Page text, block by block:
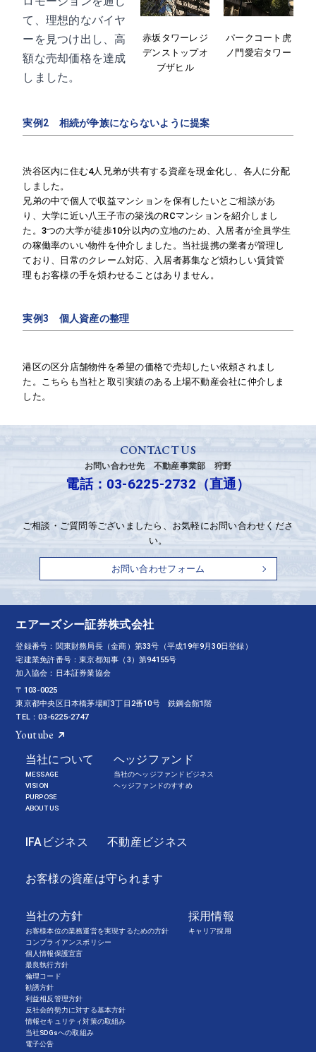
て、理想的なバイヤ
ーを見つけ出し、高
額な売却価格を達成
しました。
赤坂タワーレジ
デンストップオ
ブザヒル
パークコート虎
ノ門愛宕タワー
実例2 相続が争族にならないように提案
渋谷区内に住む4人兄弟が共有する資産を現金化し、各人に分配
しました。
兄弟の中で個人で収益マンションを保有したいとご相談があ
り、大学に近い八王子市の築浅のRCマンションを紹介しまし
た。3つの大学が徒歩10分以内の立地のため、入居者が全員学生
の稼働率のいい物件を仲介しました。当社提携の業者が管理し
ており、日常のクレーム対応、入居者募集など煩わしい賃貸管
理もお客様の手を煩わせることはありません。
実例3 個人資産の整理
港区の区分店舗物件を希望の価格で売却したい依頼されまし
た。こちらも当社と取引実績のある上場不動産会社に仲介しま
した。
CONTACT US
お問い合わせ先 不動産事業部 狩野
電話：03-6225-2732（直通）
ご相談・ご質問等ございましたら、お気軽にお問い合わせくださ
い。
お問い合わせフォーム
エアーズシー証券株式会社
登録番号：関東財務局長（金商）第33号（平成19年9月30日登録）
宅建業免許番号：東京都知事（3）第94155号
加入協会：日本証券業協会
〒103-0025
東京都中央区日本橋茅場町3丁目2番10号 鉄鋼会館1階
TEL：03-6225-2747
Youtube
当社について
MESSAGE
VISION
PURPOSE
ABOUT US
ヘッジファンド
当社のヘッジファンドビジネス
ヘッジファンドのすすめ
IFAビジネス 不動産ビジネス
お客様の資産は守られます
当社の方針
お客様本位の業務運営を実現するための方針
コンプライアンスポリシー
個人情報保護宣言
最良執行方針
倫理コード
勧誘方針
利益相反管理方針
反社会的勢力に対する基本方針
情報セキュリティ対策の取組み
当社SDGsへの取組み
電子公告
採用情報
キャリア採用